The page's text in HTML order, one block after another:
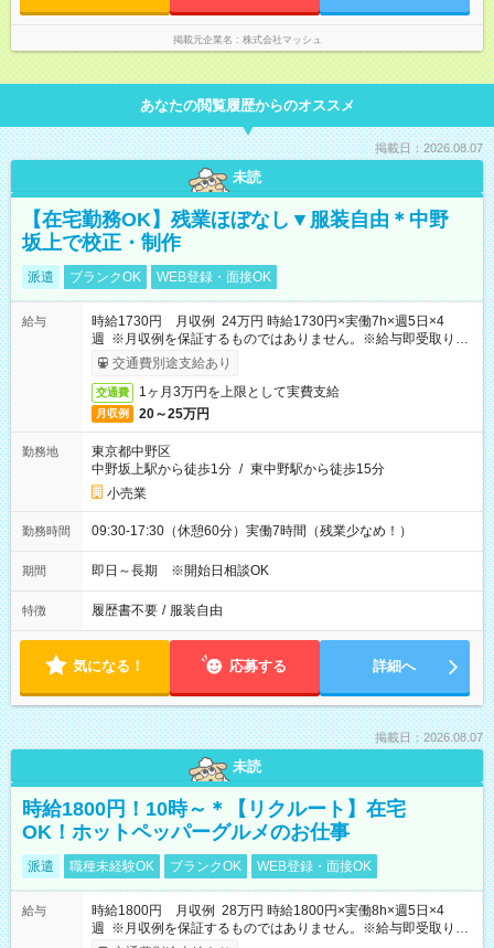
掲載元企業名 株式会社マッシュ
あなたの閲覧履歴からのオススメ
掲載日：2026.08.07
未読
【在宅勤務OK】残業ほぼなし▼服装自由＊中野
坂上で校正・制作
派遣 ブランクOK WEB登録・面接OK
給与
時給1730円 月収例 24万円 時給1730円×実働7h×週5日×4
週 ※月収例を保証するものではありません。※給与即受取りサ
ービス利用可（利用条件有）
交通費別途支給あり
交通費 1ヶ月3万円を上限として実費支給
月収例 20～25万円
勤務地
東京都中野区
中野坂上駅から徒歩1分 / 東中野駅から徒歩15分
小売業
勤務時間 09:30-17:30（休憩60分）実働7時間（残業少なめ！）
期間 即日～長期 ※開始日相談OK
特徴 履歴書不要 / 服装自由
気になる！ 応募する 詳細へ
掲載日：2026.08.07
未読
時給1800円！10時～＊【リクルート】在宅
OK！ホットペッパーグルメのお仕事
派遣 職種未経験OK ブランクOK WEB登録・面接OK
給与
時給1800円 月収例 28万円 時給1800円×実働8h×週5日×4
週 ※月収例を保証するものではありません。※給与即受取りサ